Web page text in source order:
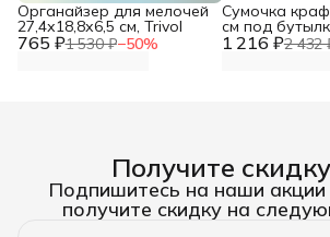
765 ₽1 530 ₽−50%
Органайзер для мелочей
27,4х18,8х6,5 см, Trivol
1 216 ₽2 432
Сумочка
см под
упак, Айрис
Получите
Подпишитесь на наши акции
получите скидку на